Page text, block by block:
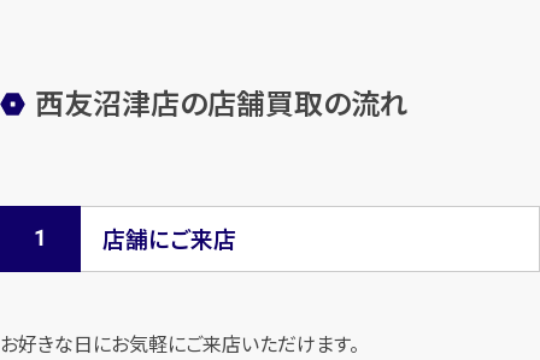
西友沼津店の店舗買取の流れ
店舗にご来店
お好きな日にお気軽にご来店いただけます。